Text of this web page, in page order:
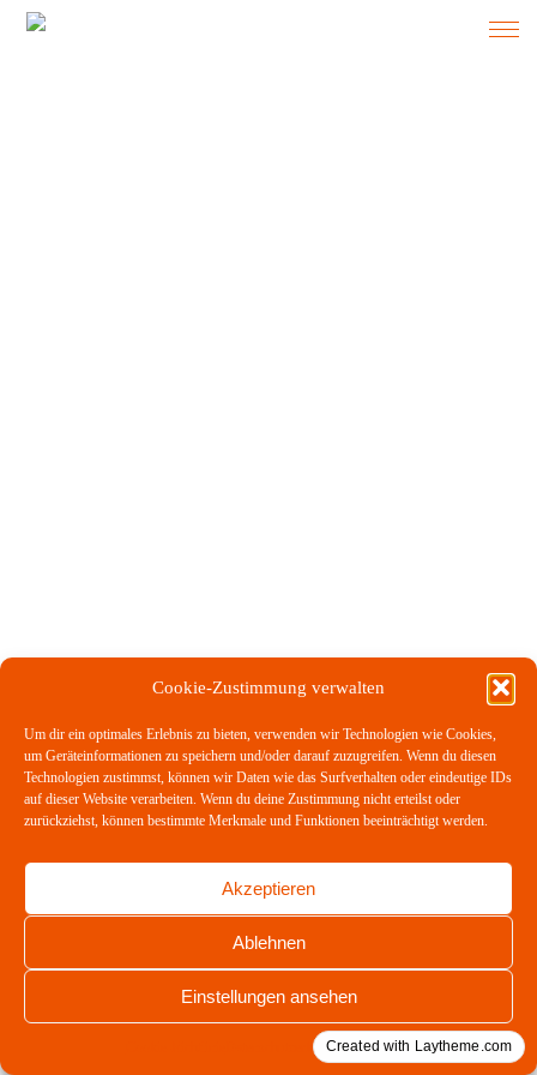
Cookie-Zustimmung verwalten
Um dir ein optimales Erlebnis zu bieten, verwenden wir Technologien wie Cookies,
um Geräteinformationen zu speichern und/oder darauf zuzugreifen. Wenn du diesen
Technologien zustimmst, können wir Daten wie das Surfverhalten oder eindeutige IDs
auf dieser Website verarbeiten. Wenn du deine Zustimmung nicht erteilst oder
zurückziehst, können bestimmte Merkmale und Funktionen beeinträchtigt werden.
Akzeptieren
Ablehnen
Einstellungen ansehen
DatenschutzerklärungImpressum
Created with Laytheme.com